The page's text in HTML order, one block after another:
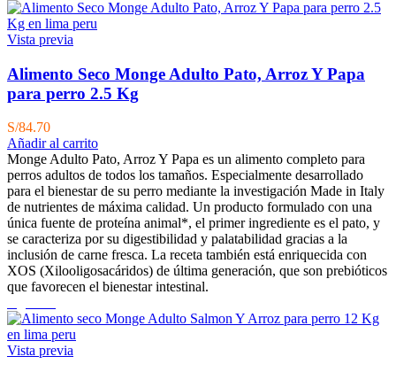
Vista previa
Alimento Seco Monge Adulto Pato, Arroz Y Papa
para perro 2.5 Kg
S/84.70
Añadir al carrito
Monge Adulto Pato, Arroz Y Papa es un alimento completo para
perros adultos de todos los tamaños. Especialmente desarrollado
para el bienestar de su perro mediante la investigación Made in Italy
de nutrientes de máxima calidad. Un producto formulado con una
única fuente de proteína animal*, el primer ingrediente es el pato, y
se caracteriza por su digestibilidad y palatabilidad gracias a la
inclusión de carne fresca. La receta también está enriquecida con
XOS (Xilooligosacáridos) de última generación, que son prebióticos
que favorecen el bienestar intestinal.
Vista previa